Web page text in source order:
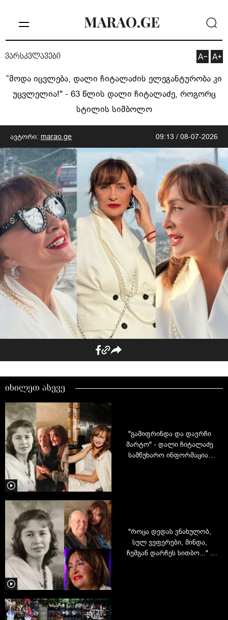
ვარსკვლავები
“მოდა იცვლება, დალი ჩიტალაძის ელეგანტურობა კი
უცვლელია!" - 63 წლის დალი ჩიტალაძე, როგორც
სტილის სიმბოლო
ავტორი: marao.ge 09:13 / 08-07-2026
იხილეთ ასევე
"გამიფრინდა და დავრჩი
მარტო" - დალი ჩიტალაძე
სამწუხარო ინფორმაციას
"როცა დედას ვნახულობ,
სულ ვეფერები, მინდა,
ჩემგან დარჩეს სითბო..." -